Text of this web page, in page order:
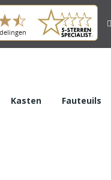
Kasten Fauteuils